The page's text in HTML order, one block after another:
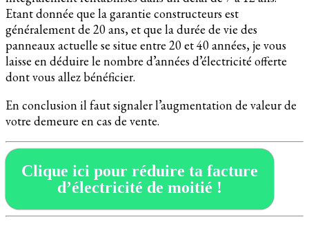
Etant donnée que la garantie constructeurs est
généralement de 20 ans, et que la durée de vie des
panneaux actuelle se situe entre 20 et 40 années, je vous
laisse en déduire le nombre d’années d’électricité offerte
dont vous allez bénéficier.
En conclusion il faut signaler l’augmentation de valeur de
votre demeure en cas de vente.
Clique ici pour réduire ta facture
d’électricité de moitié !